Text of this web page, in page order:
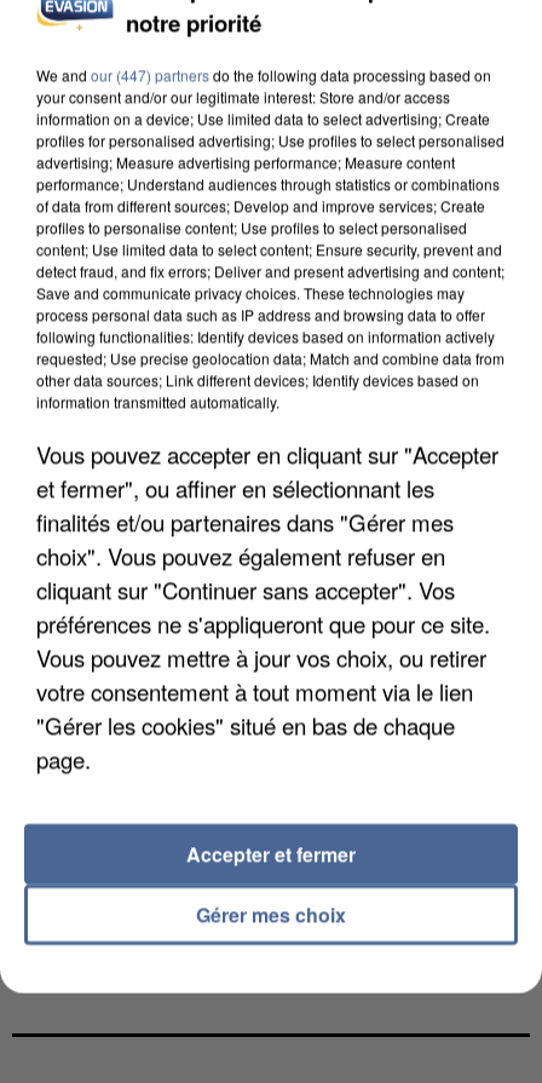
L’UN DES FONDATEURS SUPPOSÉS DE LA DZ
MAFIA INTERPELLÉ EN ALGÉRIE
UN SECOND CADRE DE LA DZ MAFIA
INTERPELLÉ EN ALGÉRIE
UNE TOURISTE DE L’OISE EMPORTÉE PAR UNE
notre priorité
We and our (447) partnersdo the following data processing based on
your consent and/or our legitimate interest: Store and/or access
information on a device; Use limited data to select advertising; Create
profiles for personalised advertising; Use profiles to select personalised
advertising; Measure advertising performance; Measure content
performance; Understand audiences through statistics or combinations
of data from different sources; Develop and improve services; Create
profiles to personalise content; Use profiles to select personalised
content; Use limited data to select content; Ensure security, prevent and
detect fraud, and fix errors; Deliver and present advertising and content;
Save and communicate privacy choices. These technologies may
process personal data such as IP address and browsing data to offer
following functionalities: Identify devices based on information actively
requested; Use precise geolocation data; Match and combine data from
other data sources; Link different devices; Identify devices based on
information transmitted automatically.
Vous pouvez accepter en cliquant sur "Accepter
et fermer", ou affiner en sélectionnant les
finalités et/ou partenaires dans "Gérer mes
choix". Vous pouvez également refuser en
cliquant sur "Continuer sans accepter". Vos
préférences ne s'appliqueront que pour ce site.
Vous pouvez mettre à jour vos choix, ou retirer
votre consentement à tout moment via le lien
"Gérer les cookies" situé en bas de chaque
page.
Gérer mes choix
Accepter et fermer